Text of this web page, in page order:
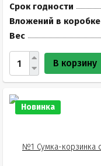
Срок годности
Вложений в коробке
Вес
В корзину
Новинка